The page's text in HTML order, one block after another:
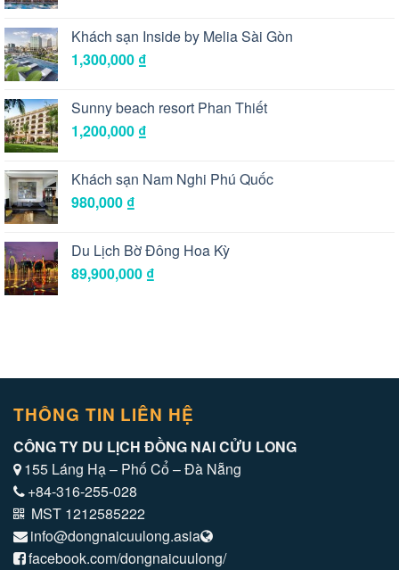
Khách sạn Inside by Melia Sài Gòn
1,300,000 ₫
Sunny beach resort Phan Thiết
1,200,000 ₫
Khách sạn Nam Nghi Phú Quốc
980,000 ₫
Du Lịch Bờ Đông Hoa Kỳ
89,900,000 ₫
THÔNG TIN LIÊN HỆ
CÔNG TY DU LỊCH ĐỒNG NAI CỬU LONG
155 Láng Hạ – Phố Cổ – Đà Nẵng
+84-316-255-028
MST 1212585222
info@dongnaicuulong.asia
facebook.com/dongnaicuulong/